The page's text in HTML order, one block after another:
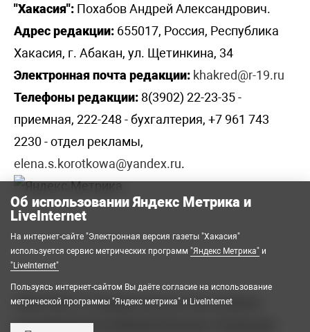
"Хакасия": Похабов Андрей Александрович.
Адрес редакции: 655017, Россия, Республика
Хакасия, г. Абакан, ул. Щетинкина, 34
Электронная почта редакции: khakred@r-19.ru
Телефоны редакции: 8(3902) 22-23-35 -
приемная, 222-248 - бухгалтерия, +7 961 743
2230 - отдел рекламы,
elena.s.korotkowa@yandex.ru.
2008-2026 © Государственное автономное
учреждение Республики Хакасия «Редакция
Об использовании Яндекс Метрика и
LiveInternet
На интернет-сайте "Электронная версия газеты "Хакасия"
используется сервис метрических программ "Яндекс Метрика" и
"LiveInternet"
Пользуясь интернет-сайтом Вы даёте согласие на использование
метрической программы "Яндекс метрика" и LiveInternet